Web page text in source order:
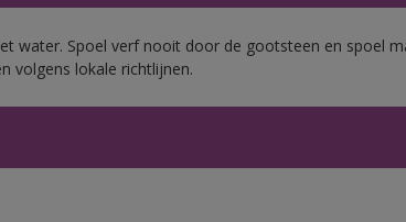
water. Spoel verf nooit door de gootsteen en spoel
volgens lokale richtlijnen.